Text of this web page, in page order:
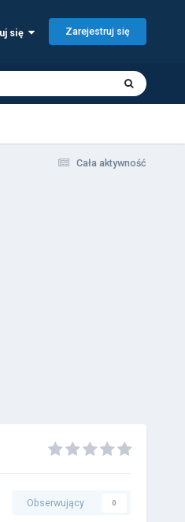
się Zarejestruj się
Cała aktywność
Obserwujący 0